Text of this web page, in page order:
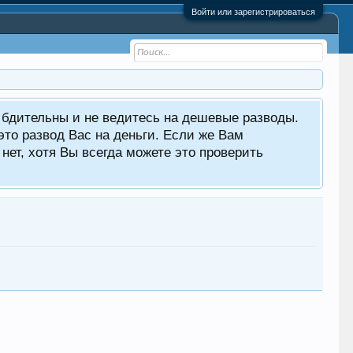
Войти или зарегистрироваться
и не ведитесь на дешевые разводы.
развод Вас на деньги. Если же Вам
хотя Вы всегда можете это проверить